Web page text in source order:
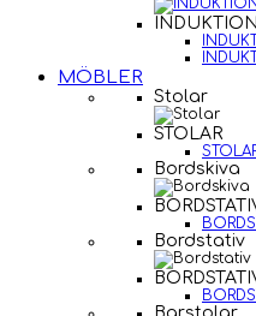
INDUKTION
MÖBLER
Stolar
STOLAR
Bordskiva
Bordstativ